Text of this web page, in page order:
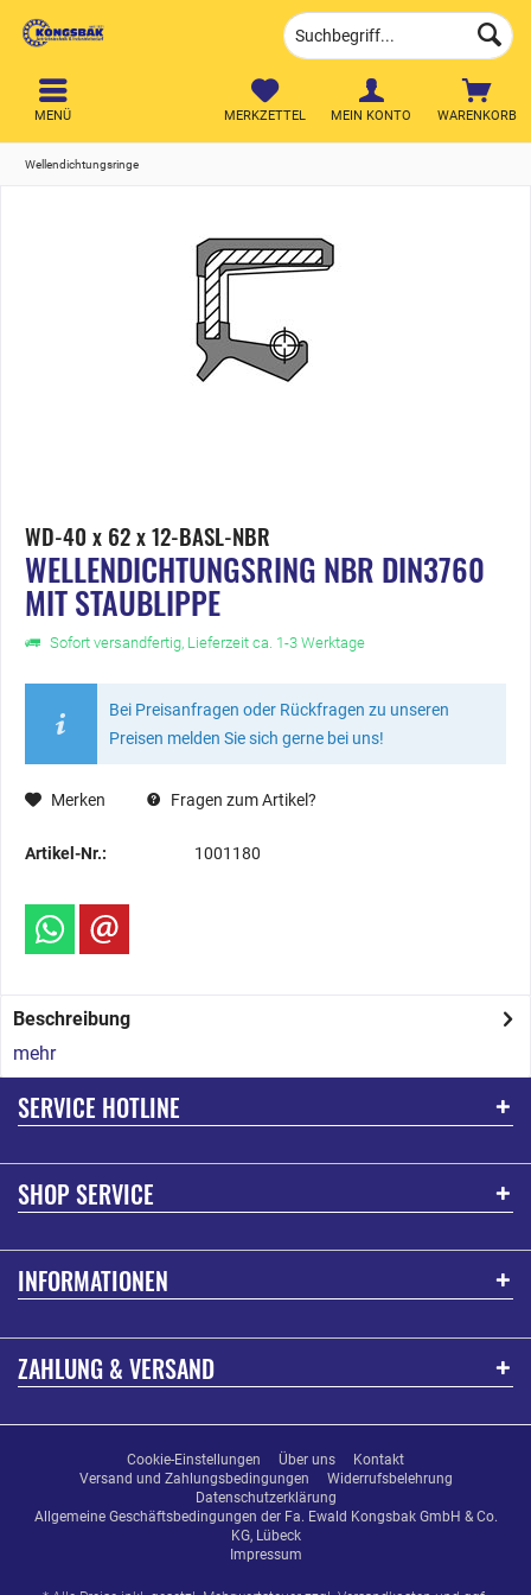
WARENKORB
MERKZETTEL MEIN KONTO
MENÜ
Wellendichtungsringe
WD-40 x 62 x 12-BASL-NBR
WELLENDICHTUNGSRING NBR DIN3760
MIT STAUBLIPPE
Sofort versandfertig, Lieferzeit ca. 1-3 Werktage
Bei Preisanfragen oder Rückfragen zu unseren
Preisen melden Sie sich gerne bei uns!
Merken Fragen zum Artikel?
Artikel-Nr.: 1001180
Beschreibung
mehr
SERVICE HOTLINE
SHOP SERVICE
INFORMATIONEN
ZAHLUNG & VERSAND
Cookie-Einstellungen Über uns
Kontakt
Versand und Zahlungsbedingungen
Widerrufsbelehrung
Datenschutzerklärung
Allgemeine Geschäftsbedingungen der Fa. Ewald Kongsbak GmbH & Co.
KG, Lübeck
Impressum